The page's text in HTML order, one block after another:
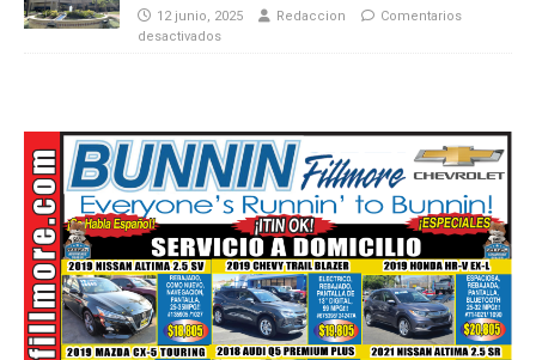
12 junio, 2025 Redaccion
Comentarios
desactivados